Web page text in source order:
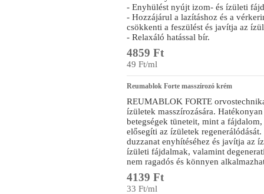
- Enyhülést nyújt izom- és ízületi
- Hozzájárul a lazításhoz és a
csökkenti a feszülést és javítja az
- Relaxáló hatással bír.
4859 Ft
49 Ft/ml
Reumablok Forte masszírozó krém
REUMABLOK FORTE
ízületek masszírozására.
betegségek tüneteit, mint a
elősegíti az ízületek
duzzanat enyhítéséhez és javítja az
ízületi fájdalmak, valamint
nem ragadós és könnyen
4139 Ft
33 Ft/ml